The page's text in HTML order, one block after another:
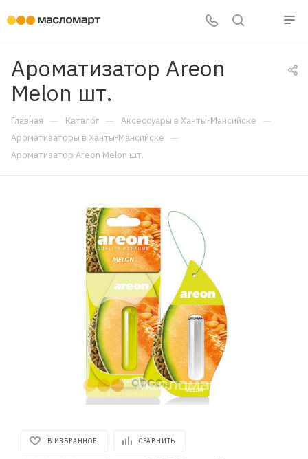
Ароматизатор Areon
Melon шт.
Главная — Каталог — Аксессуары в Ханты-Мансийске —
Ароматизаторы в Ханты-Мансийске —
Ароматизатор Areon Melon шт.
В ИЗБРАННОЕ СРАВНИТЬ